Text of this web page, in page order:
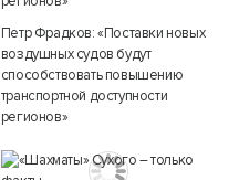
Петр Фрадков: «Поставки новых
воздушных судов будут
способствовать повышению
транспортной доступности
регионов»